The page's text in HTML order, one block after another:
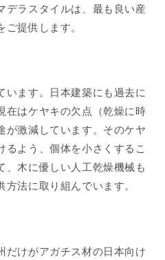
デラスタイルは、最も良い産
提供します。
います。日本建築にも過去に
在はケヤキの欠点（乾燥に時
が激減しています。そのケヤ
るよう、個体を小さくするこ
、木に優しい人工乾燥機械も
法に取り組んでいます。
だけがアガチス材の日本向け